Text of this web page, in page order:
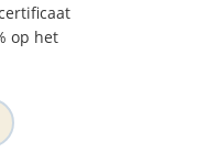
op het